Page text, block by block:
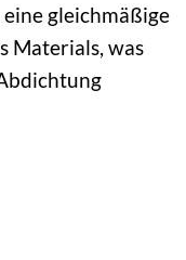
gleichmäßige
Materials, was